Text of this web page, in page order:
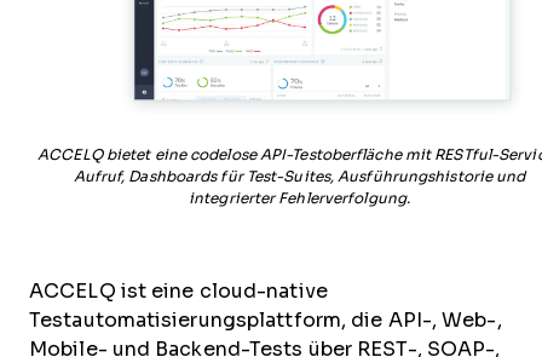
ACCELQ bietet eine codelose API-Testoberfläche mit RESTful-
Aufruf, Dashboards für Test-Suites, Ausführungshistorie und
integrierter Fehlerverfolgung.
ACCELQ ist eine cloud-native
Testautomatisierungsplattform, die API-, Web-,
Mobile- und Backend-Tests über REST-, SOAP-,